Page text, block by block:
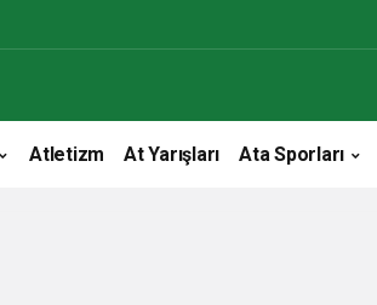
Atletizm At Yarışları Ata Sporları